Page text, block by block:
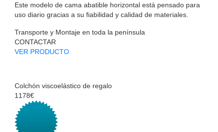
Este modelo de cama abatible horizontal está pensado para
uso diario gracias a su fiabilidad y calidad de materiales.
Transporte y Montaje en toda la península
CONTACTAR
VER PRODUCTO
Colchón viscoelástico de regalo
1178€